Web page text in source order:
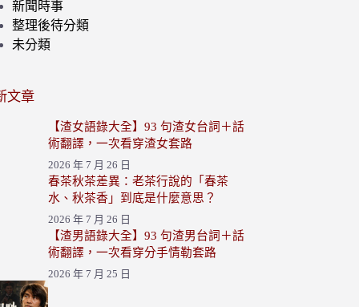
新聞時事
整理後待分類
未分類
文章
【渣女語錄大全】93 句渣女台詞＋話
術翻譯，一次看穿渣女套路
2026 年 7 月 26 日
春茶秋茶差異：老茶行說的「春茶
水、秋茶香」到底是什麼意思？
2026 年 7 月 26 日
【渣男語錄大全】93 句渣男台詞＋話
術翻譯，一次看穿分手情勒套路
2026 年 7 月 25 日